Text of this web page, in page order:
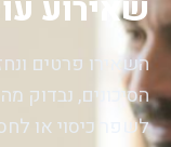
שאירוע
השאירו פרטים
הסיכונים, נבדוק
לשפר כיסוי או